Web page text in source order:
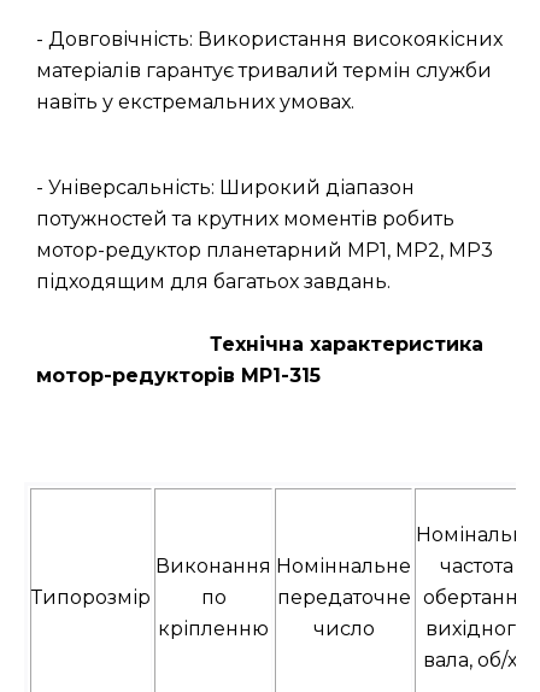
- Довговічність: Використання високоякісних
матеріалів гарантує тривалий термін служби
навіть у екстремальних умовах.
- Універсальність: Широкий діапазон
потужностей та крутних моментів робить
мотор-редуктор планетарний МР1, МР2, МР3
підходящим для багатьох завдань.
Технічна характеристика
мотор-редукторів МР1-315
Типорозмір
Виконання
по
кріпленню
Номіннальне
передаточне
число
Номінальна
частота
обертання
вихідного
вала, об/хв